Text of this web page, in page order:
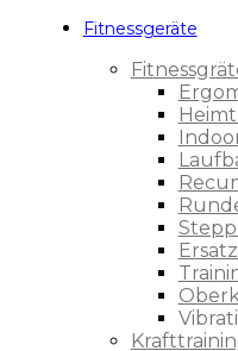
Fitnessgeräte